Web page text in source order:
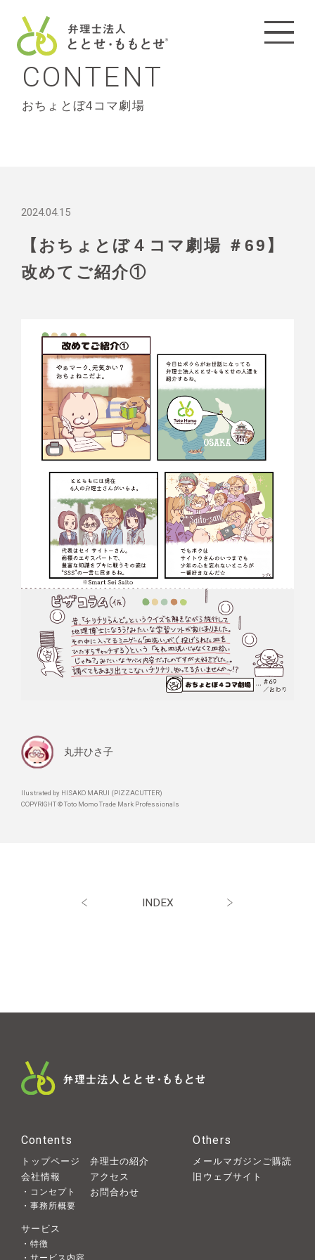
CONTENT
おちょとぼ4コマ劇場
2024.04.15
【おちょとぼ４コマ劇場 ＃69】
改めてご紹介①
丸井ひさ子
llustrated by HISAKO MARUI (PIZZACUTTER)
COPYRIGHT © Toto Momo Trade Mark Professionals
INDEX
Contents
トップページ
会社情報
・コンセプト
・事務所概要
サービス
・特徴
弁理士の紹介
アクセス
お問合わせ
Others
メールマガジンご購読
旧ウェブサイト